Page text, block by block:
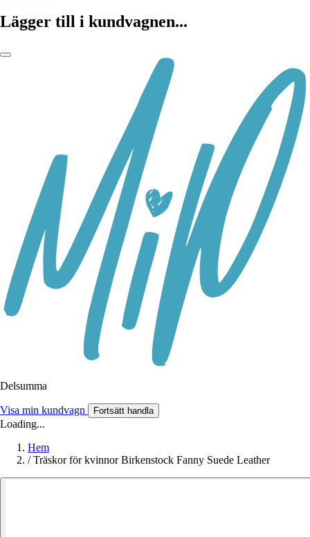
Lägger till i kundvagnen...
Delsumma
Visa min kundvagn Fortsätt handla
Loading...
Hem
/ Träskor för kvinnor Birkenstock Fanny Suede Leather